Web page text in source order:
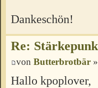
Dankeschön!
Re:
von Butterbrotbär
Hallo kpoplover,